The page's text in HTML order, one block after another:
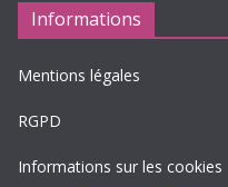
Informations
Mentions légales
RGPD
Informations sur les cookies